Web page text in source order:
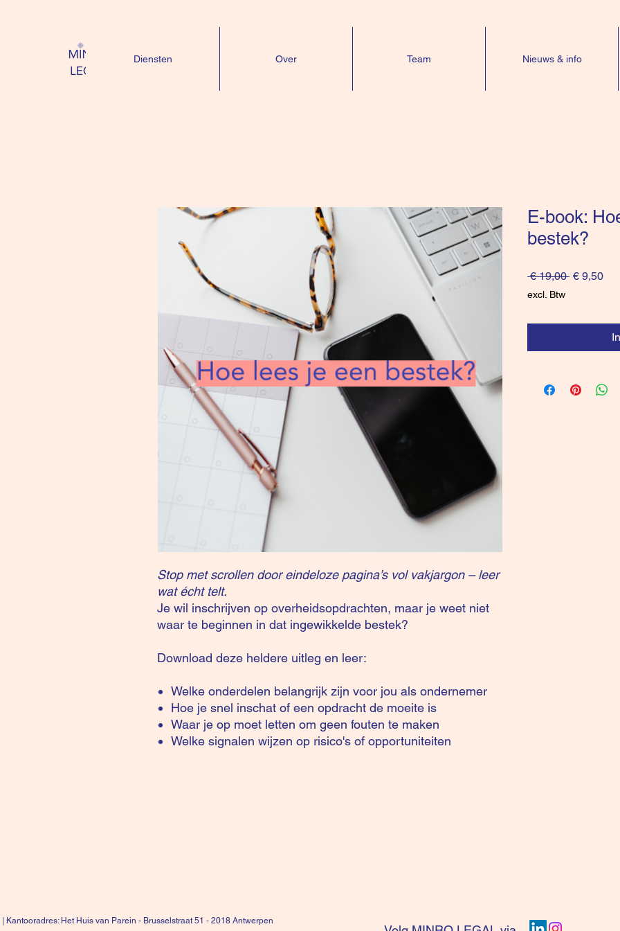
Diensten Over Team Nieuws & info
Stop met scrollen door eindeloze pagina’s vol vakjargon – leer
wat écht telt.
Je wil inschrijven op overheidsopdrachten, maar je weet niet
waar te beginnen in dat ingewikkelde bestek?
Download deze heldere uitleg en leer:
Welke onderdelen belangrijk zijn voor jou als ondernemer
Hoe je snel inschat of een opdracht de moeite is
Waar je op moet letten om geen fouten te maken
Welke signalen wijzen op risico's of opportuniteiten
E-book:
bestek?
€ 19,00 Normale
€ 9,50
excl. Btw
Kantooradres: Het Huis van Parein - Brusselstraat 51 - 2018 Antwerpen